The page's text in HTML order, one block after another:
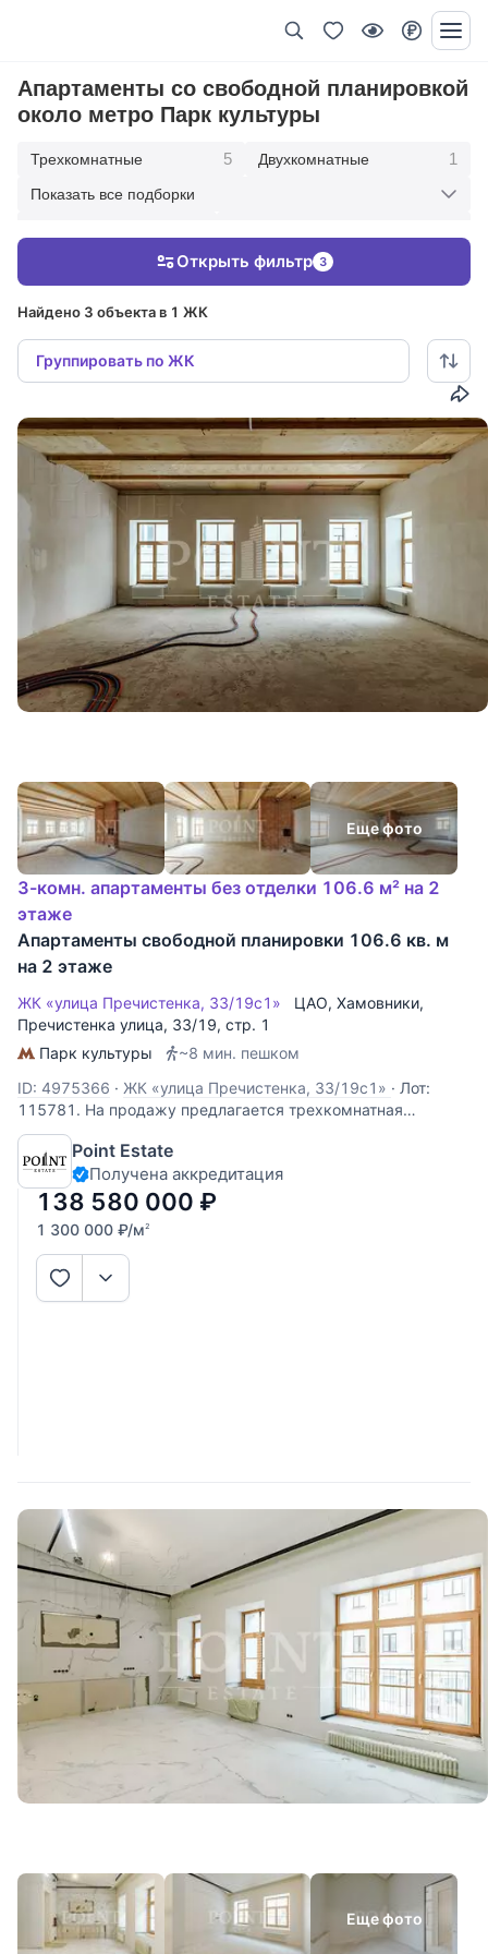
Апартаменты со свободной планировкой
около метро Парк культуры
Трехкомнатные 5 Двухкомнатные 1
Под ключ с мебелью
Показать все подборки
Найдено 3 объекта в 1 ЖК
Группировать по ЖК
Открыть фильтр 3
Еще фото
3-комн. апартаменты без отделки 106.6 м² на 2
этаже
Апартаменты свободной планировки 106.6 кв. м
на 2 этаже
ЖК «улица Пречистенка, 33/19с1» ЦАО, Хамовники,
Пречистенка улица, 33/19, стр. 1
Парк культуры
~8 мин. пешком
ID: 4975366 · ЖК «улица Пречистенка, 33/19с1» · Лот:
115781. На продажу предлагается трехкомнатная
квартира свободной планировки, площадью 106,6 кв.м., в
историческом центре столицы. Возможная планировка:
кухня-гостиная, две спальни, одна из которых со своим
санузлом, совмещенный санузел,
Point Estate
Получена аккредитация
138 580 000 ₽
1 300 000 ₽/м2
Еще фото